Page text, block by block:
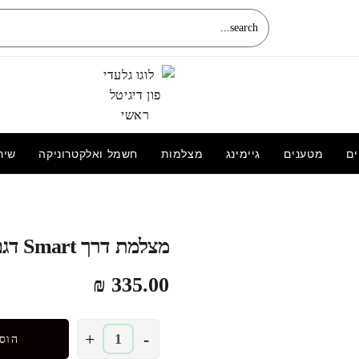
מטענים גיימינג מצלמות חשמל ואלקטרוניקה
מצלמת דרך Smart דגם F1
₪ 335.00
-
כמות
של
+